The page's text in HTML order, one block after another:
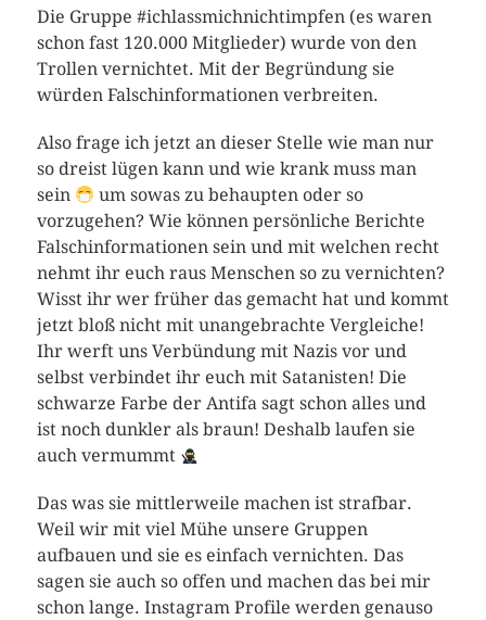
Die Gruppe #ichlassmichnichtimpfen (es waren
schon fast 120.000 Mitglieder) wurde von den
Trollen vernichtet. Mit der Begründung sie
würden Falschinformationen verbreiten.
Also frage ich jetzt an dieser Stelle wie man nur
so dreist lügen kann und wie krank muss man
sein
um sowas zu behaupten oder so
vorzugehen? Wie können persönliche Berichte
Falschinformationen sein und mit welchen recht
nehmt ihr euch raus Menschen so zu vernichten?
Wisst ihr wer früher das gemacht hat und kommt
jetzt bloß nicht mit unangebrachte Vergleiche!
Ihr werft uns Verbündung mit Nazis vor und
selbst verbindet ihr euch mit Satanisten! Die
schwarze Farbe der Antifa sagt schon alles und
ist noch dunkler als braun! Deshalb laufen sie
auch vermummt
Das was sie mittlerweile machen ist strafbar.
Weil wir mit viel Mühe unsere Gruppen
aufbauen und sie es einfach vernichten. Das
sagen sie auch so offen und machen das bei mir
schon lange. Instagram Profile werden genauso